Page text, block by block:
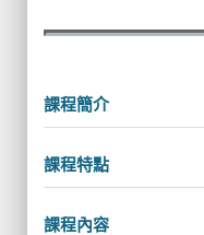
課程簡介
課程特點
課程內容